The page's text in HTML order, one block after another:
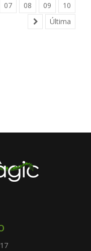
07 08 09
10
Última